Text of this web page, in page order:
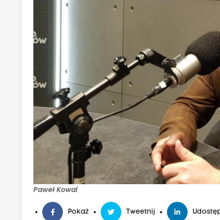
Paweł Kowal
Pokaż Tweetnij